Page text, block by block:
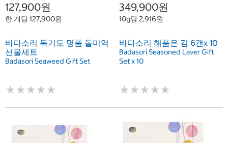
127,900원
한 개당 127,900원
바다소리 독거도 명품 돌미역
선물세트
Badasori Seaweed Gift Set
★★★★★
★★★★★
349,900원
10g당 2,916원
바다소리 해품은 김 6캔x 10
Badasori Seasoned Laver Gift
Set x 10
★★★★★
★★★★★